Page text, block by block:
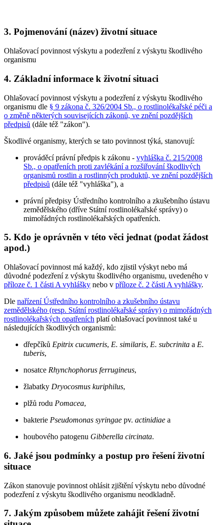
3. Pojmenování (název) životní situace
Ohlašovací povinnost výskytu a podezření z výskytu škodlivého
organismu
4. Základní informace k životní situaci
Ohlašovací povinnost výskytu a podezření z výskytu škodlivého
organismu dle § 9 zákona č. 326/2004 Sb., o rostlinolékařské péči a
o změně některých souvisejících zákonů, ve znění pozdějších
předpisů (dále též "zákon").
Škodlivé organismy, kterých se tato povinnost týká, stanovují:
prováděcí právní předpis k zákonu - vyhláška č. 215/2008
Sb., o opatřeních proti zavlékání a rozšiřování škodlivých
organismů rostlin a rostlinných produktů, ve znění pozdějších
předpisů (dále též "vyhláška"), a
právní předpisy Ústředního kontrolního a zkušebního ústavu
zemědělského (dříve Státní rostlinolékařské správy) o
mimořádných rostlinolékařských opatřeních.
5. Kdo je oprávněn v této věci jednat (podat žádost
apod.)
Ohlašovací povinnost má každý, kdo zjistil výskyt nebo má
důvodné podezření z výskytu škodlivého organismu, uvedeného v
příloze č. 1 části A vyhlášky nebo v příloze č. 2 části A vyhlášky.
Dle nařízení Ústředního kontrolního a zkušebního ústavu
zemědělského (resp. Státní rostlinolékařské správy) o mimořádných
rostlinolékařských opatřeních platí ohlašovací povinnost také u
následujících škodlivých organismů:
dřepčíků Epitrix cucumeris, E. similaris, E. subcrinita a E.
tuberis,
nosatce Rhynchophorus ferrugineus,
žlabatky Dryocosmus kuriphilus,
plžů rodu Pomacea,
bakterie Pseudomonas syringae pv. actinidiae a
houbového patogenu Gibberella circinata.
6. Jaké jsou podmínky a postup pro řešení životní
situace
Zákon stanovuje povinnost ohlásit zjištění výskytu nebo důvodné
podezření z výskytu škodlivého organismu neodkladně.
7. Jakým způsobem můžete zahájit řešení životní